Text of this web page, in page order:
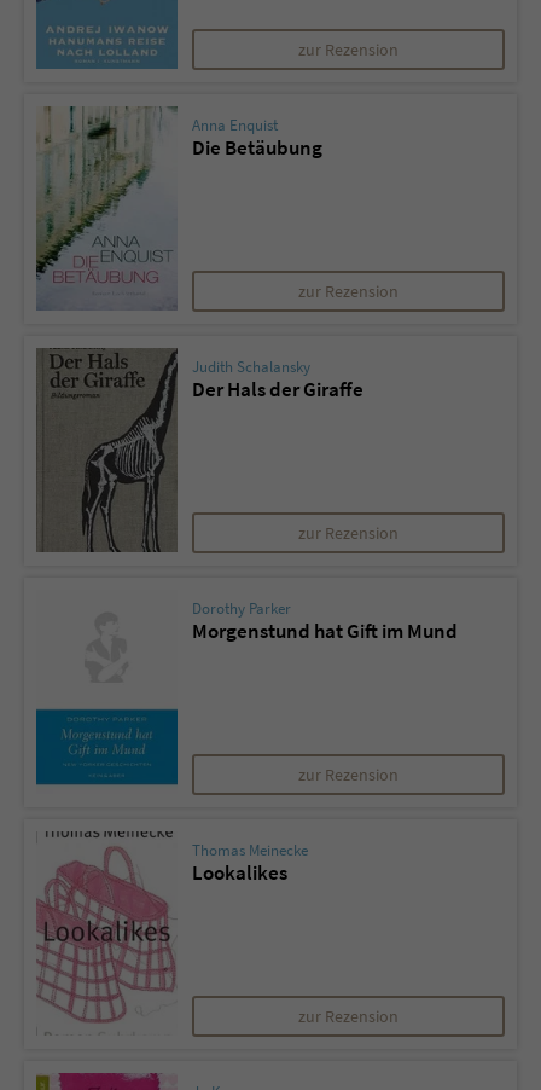
zur Rezension
Anna Enquist
Die Betäubung
zur Rezension
Judith Schalansky
Der Hals der Giraffe
zur Rezension
Dorothy Parker
Morgenstund hat Gift im Mund
zur Rezension
Thomas Meinecke
Lookalikes
zur Rezension